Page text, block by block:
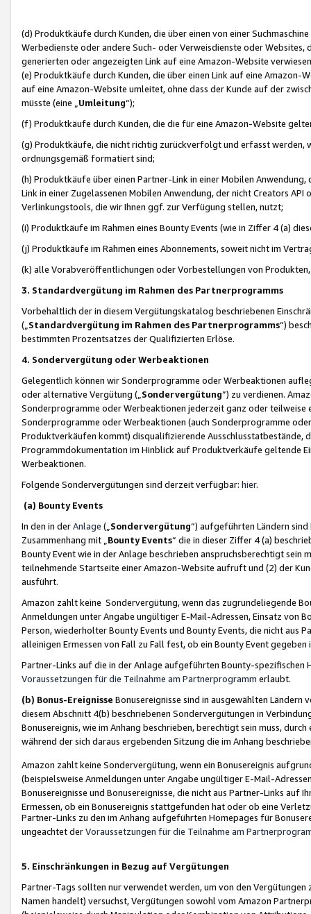
(d) Produktkäufe durch Kunden, die über einen von einer
Werbedienste oder andere Such- oder Verweisdienste oder Websites,
generierten oder angezeigten Link auf eine Amazon-Website
(e) Produktkäufe durch Kunden, die über einen Link auf eine
auf eine Amazon-Website umleitet, ohne dass der Kunde auf der
müsste (eine „ Umleitung“);
(f) Produktkäufe durch Kunden, die die für eine Amazon-Website
(g) Produktkäufe, die nicht richtig zurückverfolgt und erfasst werden,
ordnungsgemäß formatiert sind;
(h) Produktkäufe über einen Partner-Link in einer Mobilen
Link in einer Zugelassenen Mobilen Anwendung, der nicht Creators
Verlinkungstools, die wir Ihnen ggf. zur Verfügung stellen, nutzt;
(i) Produktkäufe im Rahmen eines Bounty Events (wie in Ziffer 4 (a)
(j) Produktkäufe im Rahmen eines Abonnements, soweit nicht im
(k) alle Vorabveröffentlichungen oder Vorbestellungen von
3. Standardvergütung im Rahmen des Partnerprogramms
Vorbehaltlich der in diesem Vergütungskatalog beschriebenen
(„ Standardvergütung im Rahmen des Partnerprogramms“)
bestimmten Prozentsatzes der Qualifizierten Erlöse.
4. Sondervergütung oder Werbeaktionen
Gelegentlich können wir Sonderprogramme oder Werbeaktionen
oder alternative Vergütung („ Sondervergütung”) zu verdienen.
Sonderprogramme oder Werbeaktionen jederzeit ganz oder
Sonderprogramme oder Werbeaktionen (auch Sonderprogramme
Produktverkäufen kommt) disqualifizierende Ausschlusstatbestände,
Programmdokumentation im Hinblick auf Produktverkäufe geltende
Werbeaktionen.
Folgende Sondervergütungen sind derzeit verfügbar: hier.
(a) Bounty Events
In den in derAnlage („ Sondervergütung“) aufgeführten Ländern
Zusammenhang mit „ Bounty Events“ die in dieser Ziffer 4 (a)
Bounty Event wie in der Anlage beschrieben anspruchsberechtigt sein
teilnehmende Startseite einer Amazon-Website aufruft und (2) der
ausführt.
Amazon zahlt keine Sondervergütung, wenn das zugrundeliegende
Anmeldungen unter Angabe ungültiger E-Mail-Adressen, Einsatz von
Person, wiederholter Bounty Events und Bounty Events, die nicht
alleinigen Ermessen von Fall zu Fall fest, ob ein Bounty Event
Partner-Links auf die in der Anlage aufgeführten Bounty-spezifischen
Voraussetzungen für die Teilnahme am Partnerprogramm erlaubt.
(b) Bonus-Ereignisse Bonusereignisse sind in ausgewählten Ländern
diesem Abschnitt 4(b) beschriebenen Sondervergütungen in
Bonusereignis, wie im Anhang beschrieben, berechtigt sein muss,
während der sich daraus ergebenden Sitzung die im Anhang
Amazon zahlt keine Sondervergütung, wenn ein Bonusereignis
(beispielsweise Anmeldungen unter Angabe ungültiger E-Mail-
Bonusereignisse und Bonusereignisse, die nicht aus Partner-Links auf
Ermessen, ob ein Bonusereignis stattgefunden hat oder ob eine
Partner-Links zu den im Anhang aufgeführten Homepages für
ungeachtet derVoraussetzungen für die Teilnahme am
5. Einschränkungen in Bezug auf Vergütungen
Partner-Tags sollten nur verwendet werden, um von den
Namen handelt) versuchst, Vergütungen sowohl vom Amazon